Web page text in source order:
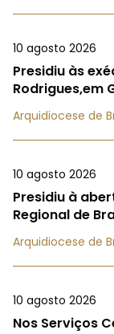
10 agosto 2026
Presidiu às
Rodrigues,em
Arquidiocese de
10 agosto 2026
Presidiu à
Regional de
Arquidiocese de
10 agosto 2026
Nos Serviços